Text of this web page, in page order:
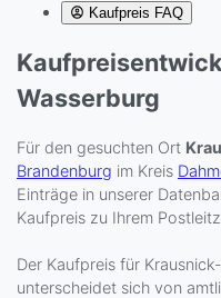
Kaufpreis FAQ
Wasserburg
Für den gesuchten Ort
Brandenburg im Kreis
Einträge in unserer
Kaufpreis zu Ihrem
Der Kaufpreis für
unterscheidet sich von